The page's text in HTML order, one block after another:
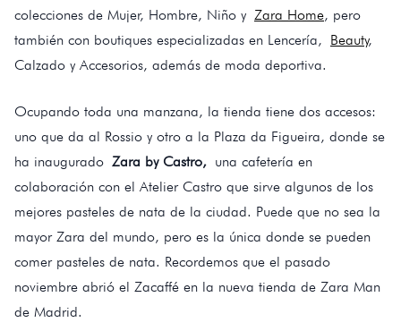
colecciones de Mujer, Hombre, Niño y Zara Home, pero
también con boutiques especializadas en Lencería, Beauty,
Calzado y Accesorios, además de moda deportiva.
Ocupando toda una manzana, la tienda tiene dos accesos:
uno que da al Rossio y otro a la Plaza da Figueira, donde se
ha inaugurado Zara by Castro, una cafetería en
colaboración con el Atelier Castro que sirve algunos de los
mejores pasteles de nata de la ciudad. Puede que no sea la
mayor Zara del mundo, pero es la única donde se pueden
comer pasteles de nata. Recordemos que el pasado
noviembre abrió el Zacaffé en la nueva tienda de Zara Man
de Madrid.